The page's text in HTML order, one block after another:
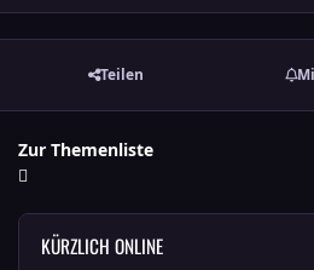
Teilen
Zur Themenliste
KÜRZLICH ONLINE